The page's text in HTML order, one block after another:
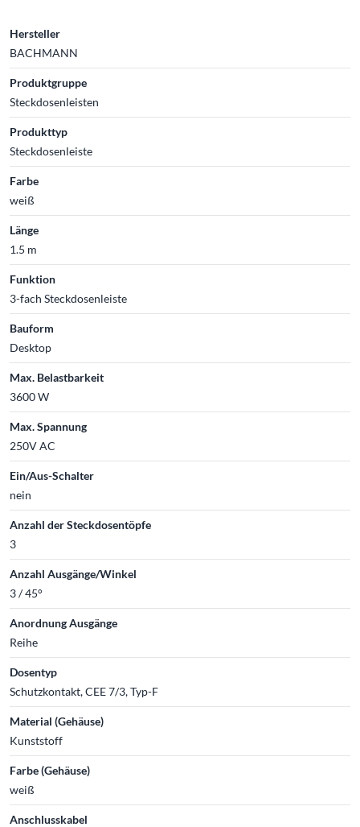
Hersteller
BACHMANN
Produktgruppe
Steckdosenleisten
Produkttyp
Steckdosenleiste
Farbe
weiß
Länge
1.5 m
Funktion
3-fach Steckdosenleiste
Bauform
Desktop
Max. Belastbarkeit
3600 W
Max. Spannung
250V AC
Ein/Aus-Schalter
nein
Anzahl der Steckdosentöpfe
3
Anzahl Ausgänge/Winkel
3 / 45°
Anordnung Ausgänge
Reihe
Dosentyp
Schutzkontakt, CEE 7/3, Typ-F
Material (Gehäuse)
Kunststoff
Farbe (Gehäuse)
weiß
Anschlusskabel